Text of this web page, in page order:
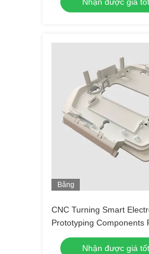
Băng
CNC Turning Smart
Prototyping Components
Electronic Prototyping
sản xuất nguyên mẫu
Nhận được giá